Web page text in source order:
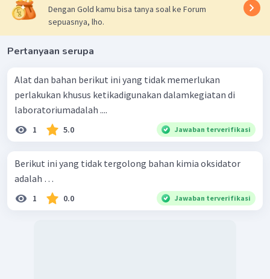
Dengan Gold kamu bisa tanya soal ke Forum
sepuasnya, lho.
Pertanyaan serupa
Alat dan bahan berikut ini yang tidak memerlukan
perlakukan khusus ketikadigunakan dalamkegiatan di
laboratoriumadalah ....
1 5.0 Jawaban terverifikasi
Berikut ini yang tidak tergolong bahan kimia oksidator
adalah …
1 0.0 Jawaban terverifikasi